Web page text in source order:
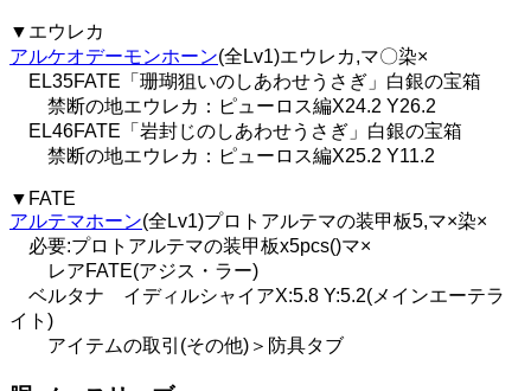
▼エウレカ
アルケオデーモンホーン(全Lv1)エウレカ,マ〇染×
EL35FATE「珊瑚狙いのしあわせうさぎ」白銀の宝箱
禁断の地エウレカ：ピューロス編X24.2 Y26.2
EL46FATE「岩封じのしあわせうさぎ」白銀の宝箱
禁断の地エウレカ：ピューロス編X25.2 Y11.2
▼FATE
アルテマホーン(全Lv1)プロトアルテマの装甲板5,マ×染×
必要:プロトアルテマの装甲板x5pcs()マ×
レアFATE(アジス・ラー)
ベルタナ イディルシャイアX:5.8 Y:5.2(メインエーテラ
イト)
アイテムの取引(その他)＞防具タブ